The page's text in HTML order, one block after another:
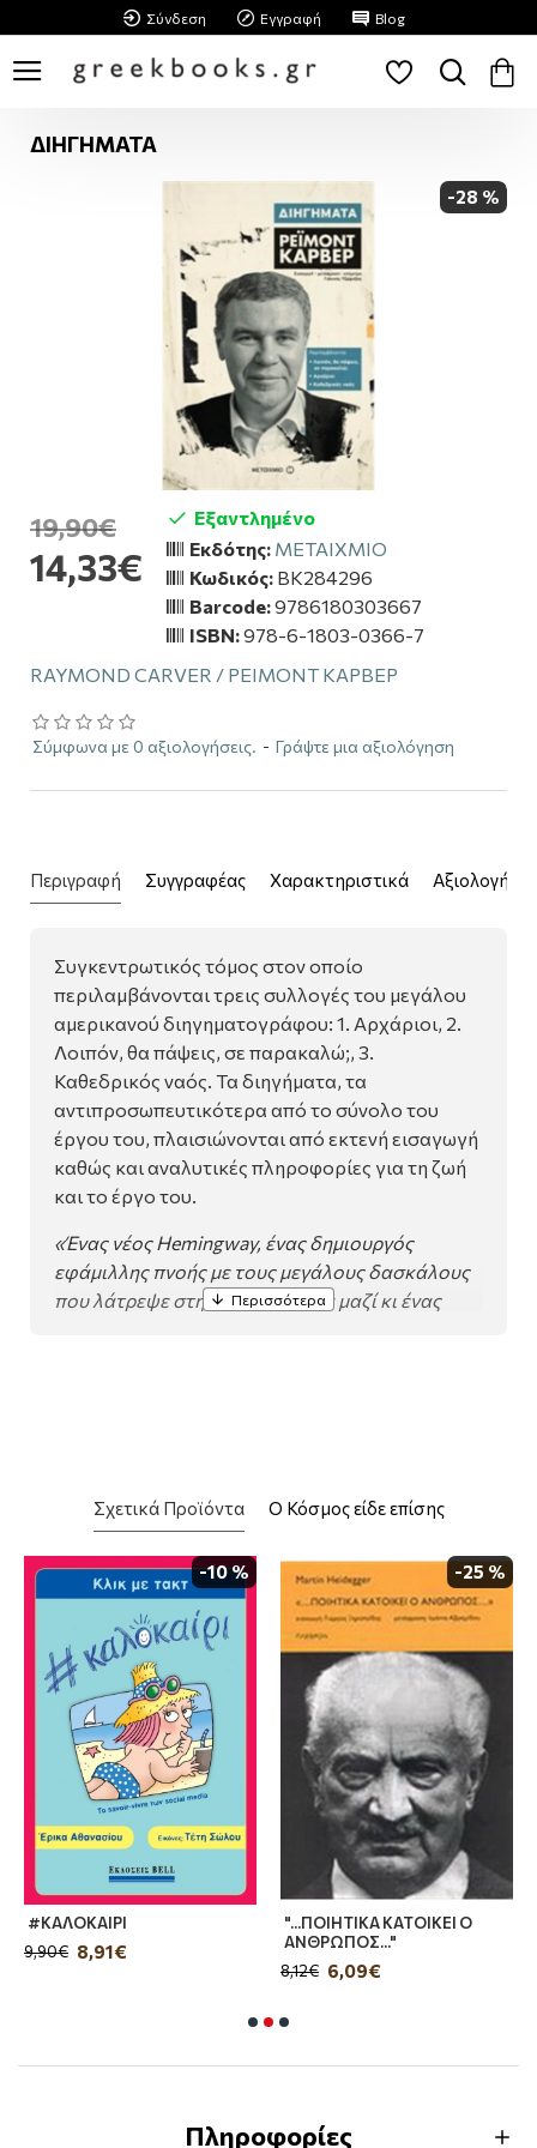
Σύνδεση Εγγραφή Blog
ΔΙΗΓΗΜΑΤΑ
-28 %
RAYMOND CARVER / ΡΕΙΜΟΝΤ ΚΑΡΒΕΡ
Σύμφωνα με 0 αξιολογήσεις. - Γράψτε μια αξιολόγηση
14,33€
19,90€
Εξαντλημένο
Εκδότης: ΜΕΤΑΙΧΜΙΟ
Κωδικός: BK284296
Barcode:9786180303667
ISBN:978-6-1803-0366-7
Περιγραφή Συγγραφέας Χαρακτηριστικά
Συγκεντρωτικός τόμος στον οποίο
περιλαμβάνονται τρεις συλλογές του μεγάλου
αμερικανού διηγηματογράφου: 1. Αρχάριοι, 2.
Λοιπόν, θα πάψεις, σε παρακαλώ;, 3.
Καθεδρικός ναός. Τα διηγήματα, τα
αντιπροσωπευτικότερα από το σύνολο του
έργου του, πλαισιώνονται από εκτενή εισαγωγή
καθώς και αναλυτικές πληροφορίες για τη ζωή
και το έργο του.
«Ένας νέος Hemingway, ένας δημιουργός
εφάμιλλης πνοής με τους μεγάλους δασκάλους
που λάτρεψε στη ζωή του. Αλλά μαζί κι ένας
Σχετικά Προϊόντα Ο Κόσμος είδε επίσης
-10 %
#ΚΑΛΟΚΑΙΡΙ
8,91€
9,90€
-25 %
"...ΠΟΙΗΤΙΚΑ ΚΑΤΟΙΚΕΙ Ο
ΑΝΘΡΩΠΟΣ..."
6,09€
8,12€
Πληροφορίες